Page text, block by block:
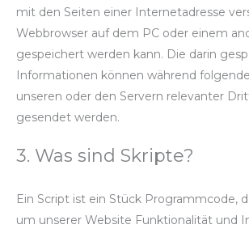
mit den Seiten einer Internetadresse
Webbrowser auf dem PC oder einem
gespeichert werden kann. Die darin
Informationen können während
unseren oder den Servern relevanter
gesendet werden.
3. Was sind Skripte?
Ein Script ist ein Stück Programmcode,
um unserer Website Funktionalität und